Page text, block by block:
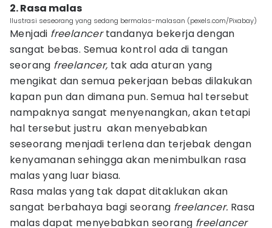
2. Rasa malas
Ilustrasi seseorang yang sedang bermalas-malasan (pexels.com/Pixabay)
Menjadi freelancertandanya bekerja dengan
sangat bebas. Semua kontrol ada di tangan
seorang freelancer, tak ada aturan yang
mengikat dan semua pekerjaan bebas dilakukan
kapan pun dan dimana pun. Semua hal tersebut
nampaknya sangat menyenangkan, akan tetapi
hal tersebut justru akan menyebabkan
seseorang menjadi terlena dan terjebak dengan
kenyamanan sehingga akan menimbulkan rasa
malas yang luar biasa.
Rasa malas yang tak dapat ditaklukan akan
sangat berbahaya bagi seorang freelancer. Rasa
malas dapat menyebabkan seorang freelancer